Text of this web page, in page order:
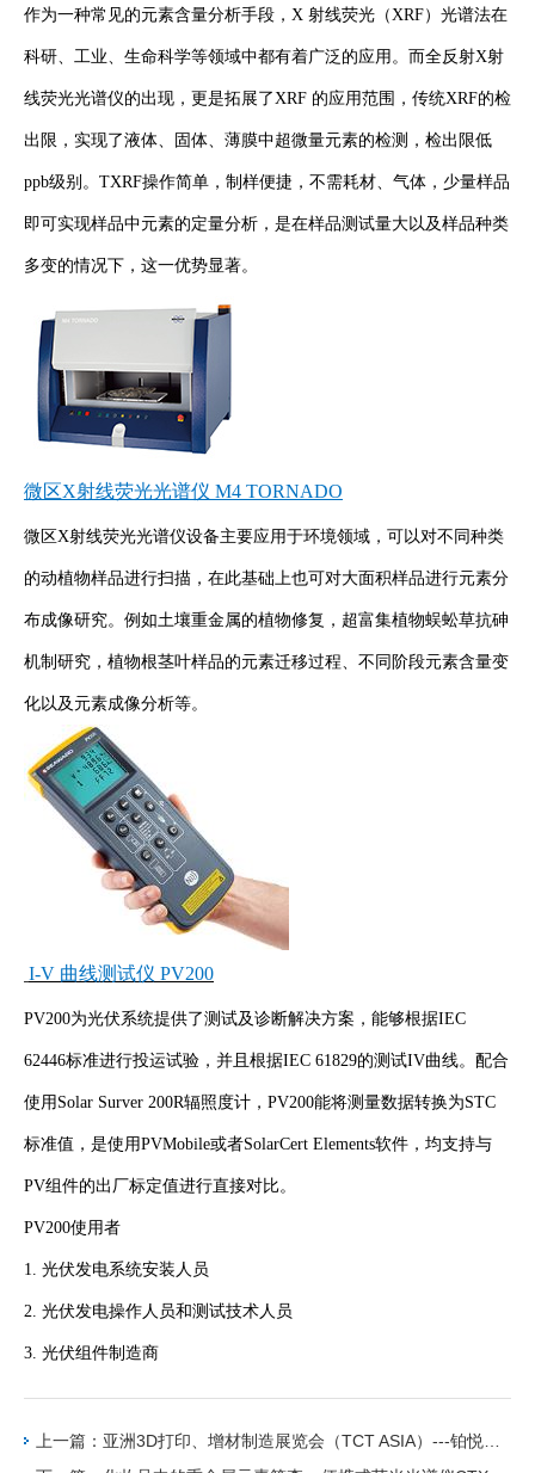
作为一种常见的元素含量分析手段，X 射线荧光（XRF）光谱法在
科研、工业、生命科学等领域中都有着广泛的应用。而全反射X射
线荧光光谱仪的出现，更是拓展了XRF 的应用范围，传统XRF的检
出限，实现了液体、固体、薄膜中超微量元素的检测，检出限低
ppb级别。TXRF操作简单，制样便捷，不需耗材、气体，少量样品
即可实现样品中元素的定量分析，是在样品测试量大以及样品种类
多变的情况下，这一优势显著。
微区X射线荧光光谱仪 M4 TORNADO
微区X射线荧光光谱仪设备主要应用于环境领域，可以对不同种类
的动植物样品进行扫描，在此基础上也可对大面积样品进行元素分
布成像研究。例如土壤重金属的植物修复，超富集植物蜈蚣草抗砷
机制研究，植物根茎叶样品的元素迁移过程、不同阶段元素含量变
化以及元素成像分析等。
I-V 曲线测试仪 PV200
PV200为光伏系统提供了测试及诊断解决方案，能够根据IEC
62446标准进行投运试验，并且根据IEC 61829的测试IV曲线。配合
使用Solar Surver 200R辐照度计，PV200能将测量数据转换为STC
标准值，是使用PVMobile或者SolarCert Elements软件，均支持与
PV组件的出厂标定值进行直接对比。
PV200使用者
1. 光伏发电系统安装人员
2. 光伏发电操作人员和测试技术人员
3. 光伏组件制造商